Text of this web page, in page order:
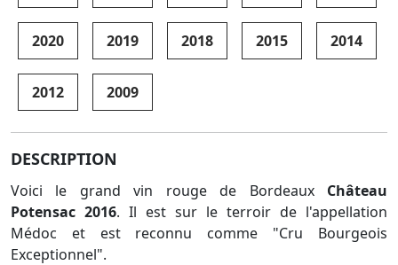
2020 2019 2018 2015 2014
2012 2009
DESCRIPTION
Voici le grand vin rouge de Bordeaux Château
Potensac 2016. Il est sur le terroir de l'appellation
Médoc et est reconnu comme "Cru Bourgeois
Exceptionnel".